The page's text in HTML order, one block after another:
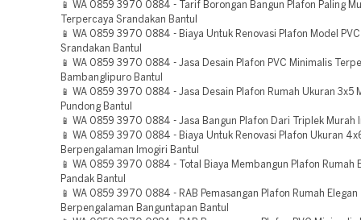
📱 WA 0859 3970 0884 - Tarif Borongan Bangun Plafon Paling
Terpercaya Srandakan Bantul
📱 WA 0859 3970 0884 - Biaya Untuk Renovasi Plafon Model
Srandakan Bantul
📱 WA 0859 3970 0884 - Jasa Desain Plafon PVC Minimalis
Bambanglipuro Bantul
📱 WA 0859 3970 0884 - Jasa Desain Plafon Rumah Ukuran 3x5
Pundong Bantul
📱 WA 0859 3970 0884 - Jasa Bangun Plafon Dari Triplek Murah
📱 WA 0859 3970 0884 - Biaya Untuk Renovasi Plafon Ukuran
Berpengalaman Imogiri Bantul
📱 WA 0859 3970 0884 - Total Biaya Membangun Plafon Rumah
Pandak Bantul
📱 WA 0859 3970 0884 - RAB Pemasangan Plafon Rumah Elegan
Berpengalaman Banguntapan Bantul